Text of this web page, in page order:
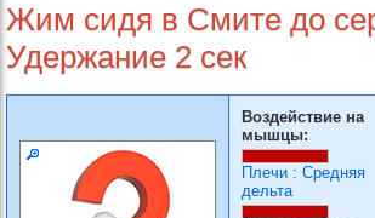
Жим сидя в Смите до
Удержание 2 сек
Воздействие на
мышцы:
Плечи : Средняя
дельта